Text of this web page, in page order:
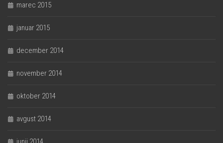
marec 2015
januar 2015
december 2014
november 2014
oktober 2014
avgust 2014